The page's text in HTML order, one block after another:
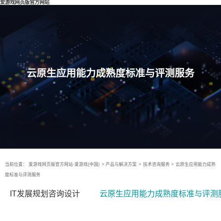
爱游戏网页版官方网站
云原生应用能力成熟度标准与评测服务
当前位置： 爱游戏网页版官方网站-爱游戏(中国) > 产品与解决方案 > 技术咨询服务 > 云原生应用能力成熟
度标准与评测服务
IT发展规划咨询设计 云原生应用能力成熟度标准与评测